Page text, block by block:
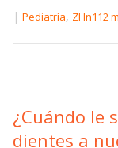
| Pediatría, ZHn112
¿Cuándo le
dientes a